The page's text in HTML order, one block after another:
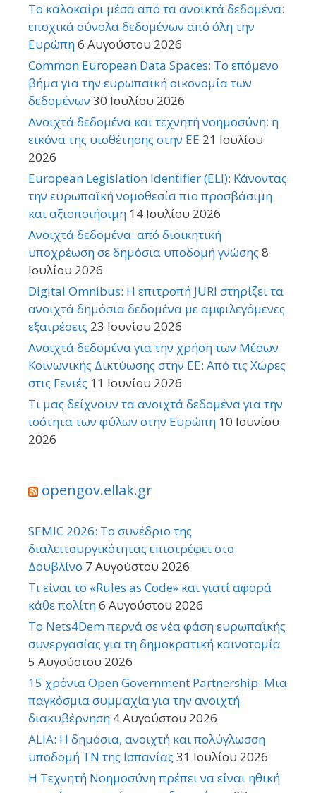
Το καλοκαίρι μέσα από τα ανοικτά δεδομένα:
εποχικά σύνολα δεδομένων από όλη την
Ευρώπη6 Αυγούστου 2026
Common European Data Spaces: Το επόμενο
βήμα για την ευρωπαϊκή οικονομία των
δεδομένων 30 Ιουλίου 2026
Ανοιχτά δεδομένα και τεχνητή νοημοσύνη: η
εικόνα της υιοθέτησης στην ΕΕ 21 Ιουλίου
2026
European Legislation Identifier (ELI): Κάνοντας
την ευρωπαϊκή νομοθεσία πιο προσβάσιμη
και αξιοποιήσιμη 14 Ιουλίου 2026
Ανοιχτά δεδομένα: από διοικητική
υποχρέωση σε δημόσια υποδομή γνώσης 8
Ιουλίου 2026
Digital Omnibus: Η επιτροπή JURI στηρίζει τα
ανοιχτά δημόσια δεδομένα με αμφιλεγόμενες
εξαιρέσεις 23 Ιουνίου 2026
Ανοιχτά δεδομένα για την χρήση των Μέσων
Κοινωνικής Δικτύωσης στην ΕΕ: Από τις Χώρες
στις Γενιές 11 Ιουνίου 2026
Τι μας δείχνουν τα ανοιχτά δεδομένα για την
ισότητα των φύλων στην Ευρώπη 10 Ιουνίου
2026
opengov.ellak.gr
SEMIC 2026: Το συνέδριο της
διαλειτουργικότητας επιστρέφει στο
Δουβλίνο 7 Αυγούστου 2026
Τι είναι το «Rules as Code» και γιατί αφορά
κάθε πολίτη6 Αυγούστου 2026
Το Nets4Dem περνά σε νέα φάση ευρωπαϊκής
συνεργασίας για τη δημοκρατική καινοτομία
5 Αυγούστου 2026
15 χρόνια Open Government Partnership: Μια
παγκόσμια συμμαχία για την ανοιχτή
διακυβέρνηση 4 Αυγούστου 2026
ALIA: Η δημόσια, ανοιχτή και πολύγλωσση
υποδομή ΤΝ της Ισπανίας 31 Ιουλίου 2026
Η Τεχνητή Νοημοσύνη πρέπει να είναι ηθική